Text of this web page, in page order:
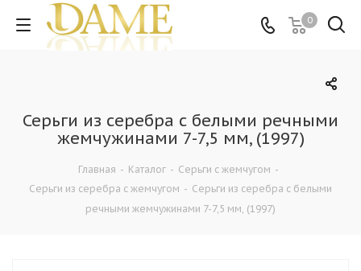
0
Серьги из серебра с белыми речными
жемчужинами 7-7,5 мм, (1997)
Главная - Каталог - Серьги с жемчугом -
Серьги из серебра с жемчугом - Серьги из серебра с белыми
речными жемчужинами 7-7,5 мм, (1997)